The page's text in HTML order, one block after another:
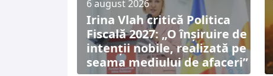
6 august 2026
Irina Vlah critică Politica
Fiscală 2027: „O înșiruire de
intenții nobile, realizată pe
seama mediului de afaceri”